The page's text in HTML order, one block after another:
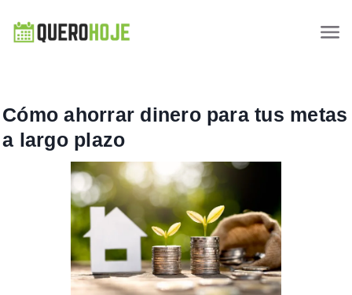
Cómo ahorrar dinero para tus metas
a largo plazo